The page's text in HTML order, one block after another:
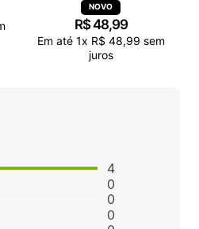
R$48,99
Em até 1x R$ 48,99 sem
juros
4
0
0
0